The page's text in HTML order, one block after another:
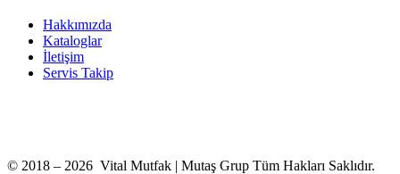
Hakkımızda
Kataloglar
İletişim
Servis Takip
© 2018 – 2026 Vital Mutfak | Mutaş Grup Tüm Hakları Saklıdır.